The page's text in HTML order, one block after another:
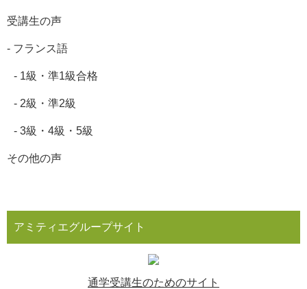
受講生の声
- フランス語
- 1級・準1級合格
- 2級・準2級
- 3級・4級・5級
その他の声
アミティエグループサイト
通学受講生のためのサイト